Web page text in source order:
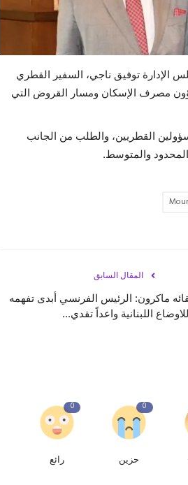
الإدارة توفيق ناجي، السفير القطري
مصرف الإسكان ومسار القروض التي
القطريين، والطلب من الجانب
والمتوسط.
المقال السابق
ماكرون: الرئيس الفرنسي أبدى تفهمه
للاوضاع اللبنانية واعداً تقدي...
0
حزين
0
رائع